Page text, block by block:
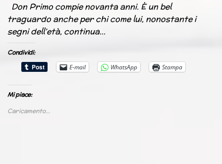
Don Primo compie novanta anni. È un bel
traguardo anche per chi come lui, nonostante i
segni dell’età, continua…
Condividi:
E-mail
WhatsApp Stampa
Mi piace:
Caricamento...